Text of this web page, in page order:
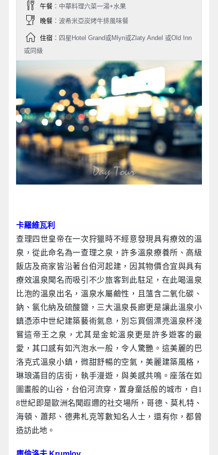
午餐：中華料理六菜一湯+水果
晚餐：波希米亞炭烤牛排風味餐
住宿：四星Hotel Grand或Mlyn或Zlaty Andel 或Old Inn
或同級
卡羅維瓦利
查理四世皇帝在一次狩獵時不經意發現具有療效的溫
泉，從此命名為一查理之泉，許多溫泉療養所、高級
飯店及商家皆沿著台伯河起建，因其物價合宜與具有
療效溫泉聞名而吸引不少旅客到此駐足，在此喝溫泉
比泡的溫泉出名，溫泉水屬鹼性，且薀含二氧化碳、
鈉、氯化納及硫酸鹽，三大溫泉長廊更是讓此溫泉小
鎮憑添中世紀建築藝術氣息，別忘買個漂亮溫泉杯淺
嘗這帝王之泉，尤其是金蛇溫泉更是許多遊客的最
愛，其口感有如汽泡水一般，令人驚艷。這美麗的巴
洛克式溫泉小鎮，微甜舒暢的空氣，美麗建築風格，
琳琅滿目的店街，執手漫遊，與美感共鳴。座落在如
圖畫般的山谷，台伯河流穿，置身童話般的城市，自1
8世紀即是歐洲名聞遐邇的社交場所，哥德、莫札特、
海頓、蕭邦、德弗札克等數知名人士，還有你，都曾
造訪此地。